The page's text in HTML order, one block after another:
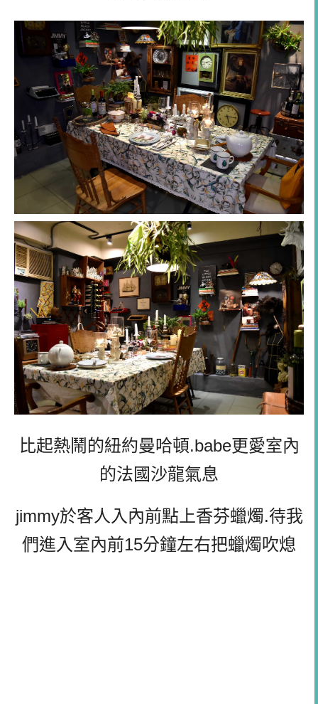
比起熱鬧的紐約曼哈頓.babe更愛室內
的法國沙龍氣息
jimmy於客人入內前點上香芬蠟燭.待我
們進入室內前15分鐘左右把蠟燭吹熄